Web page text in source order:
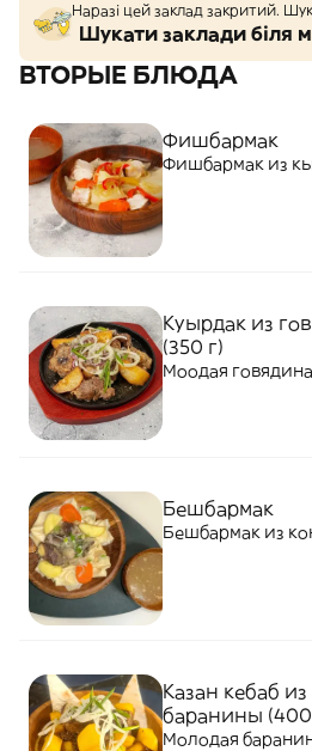
Наразі цей заклад закритий.
Шукати заклади біля
ВТОРЫЕ БЛЮДА
Фишбармак
Фишбармак из
Куырдак из
(350 г)
Моодая
Бешбармак
Бешбармак из
Казан кебаб из
баранины (400
Молодая